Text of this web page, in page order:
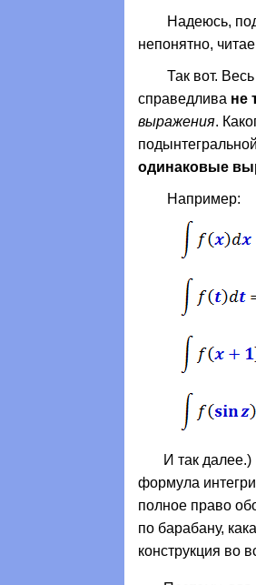
Надеюсь,
непонятно,
Так вот. Весь
справедлива не
выражения.
одинаковые
Например:
И так далее.)
формула
полное право
по барабану,
конструкция во